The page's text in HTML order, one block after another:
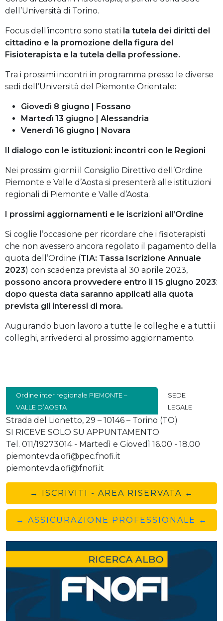
dell’Università di Torino.
Focus dell’incontro sono stati la tutela dei diritti del
cittadino e la promozione della figura del
Fisioterapista e la tutela della professione.
Tra i prossimi incontri in programma presso le diverse
sedi dell’Università del Piemonte Orientale:
Giovedì 8 giugno | Fossano
Martedì 13 giugno | Alessandria
Venerdì 16 giugno | Novara
Il dialogo con le istituzioni: incontri con le Regioni
Nei prossimi giorni il Consiglio Direttivo dell’Ordine
Piemonte e Valle d’Aosta si presenterà alle istituzioni
regionali di Piemonte e Valle d’Aosta.
I prossimi aggiornamenti e le iscrizioni all’Ordine
Si coglie l’occasione per ricordare che i fisioterapisti
che non avessero ancora regolato il pagamento della
quota dell’Ordine (TIA: Tassa Iscrizione Annuale
2023) con scadenza prevista al 30 aprile 2023,
possono ancora provvedere entro il 15 giugno 2023:
dopo questa data saranno applicati alla quota
prevista gli interessi di mora.
Augurando buon lavoro a tutte le colleghe e a tutti i
colleghi, arrivederci al prossimo aggiornamento.
Ordine inter regionale PIEMONTE –
VALLE D’AOSTA
SEDE
LEGALE
Strada del Lionetto, 29 – 10146 – Torino (TO)
SI RICEVE SOLO SU APPUNTAMENTO
Tel. 011/19273014 - Martedì e Giovedì 16.00 - 18.00
piemontevda.ofi@pec.fnofi.it
piemontevda.ofi@fnofi.it
→ ISCRIVITI - AREA RISERVATA ←
→ ASSICURAZIONE PROFESSIONALE ←